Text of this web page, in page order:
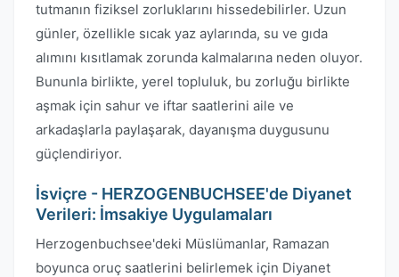
tutmanın fiziksel zorluklarını hissedebilirler. Uzun
günler, özellikle sıcak yaz aylarında, su ve gıda
alımını kısıtlamak zorunda kalmalarına neden oluyor.
Bununla birlikte, yerel topluluk, bu zorluğu birlikte
aşmak için sahur ve iftar saatlerini aile ve
arkadaşlarla paylaşarak, dayanışma duygusunu
güçlendiriyor.
İsviçre - HERZOGENBUCHSEE'de Diyanet
Verileri: İmsakiye Uygulamaları
Herzogenbuchsee'deki Müslümanlar, Ramazan
boyunca oruç saatlerini belirlemek için Diyanet